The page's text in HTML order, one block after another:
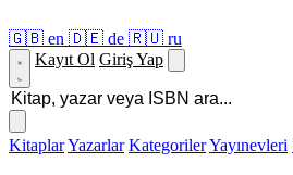
🇬🇧 en 🇩🇪 de 🇷🇺 ru
Kayıt Ol Giriş Yap
KitaplarYazarlar KategorilerYayınevleri